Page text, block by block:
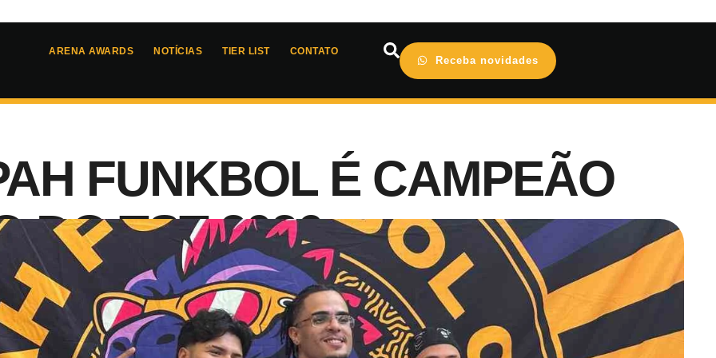
ARENA AWARDS NOTÍCIAS TIER LIST CONTATO
Receba novidades
FUNKBOL É CAMPEÃO
DO TST 2026
00:15